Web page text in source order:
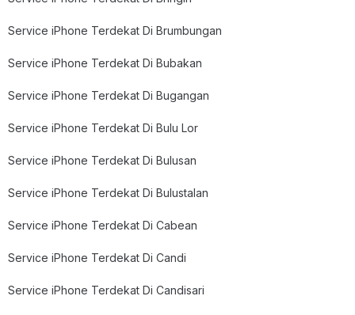
Service iPhone Terdekat Di Brumbungan
Service iPhone Terdekat Di Bubakan
Service iPhone Terdekat Di Bugangan
Service iPhone Terdekat Di Bulu Lor
Service iPhone Terdekat Di Bulusan
Service iPhone Terdekat Di Bulustalan
Service iPhone Terdekat Di Cabean
Service iPhone Terdekat Di Candi
Service iPhone Terdekat Di Candisari